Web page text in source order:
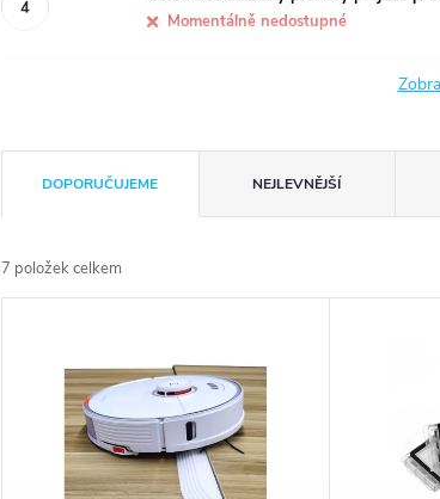
Momentálně nedostupné
a
z
DOPORUČUJEME NEJLEVNĚJŠÍ
7 položek celkem